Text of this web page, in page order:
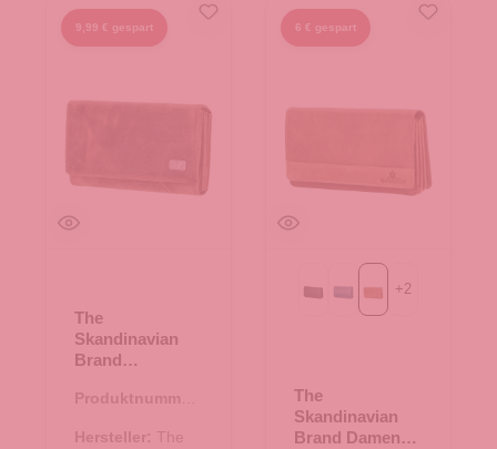
9,99 € gespart
The
Skandinavian
Brand
Hunter - tan
Produktnummer:
Hersteller: The
6 € gespart
BlackBlueCognac
+2
The
Skandinavian
Brand Damen